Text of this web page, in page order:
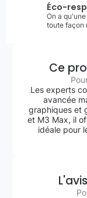
Éco-
On a
toute façon
Ce
Les experts
avancée
graphiques et
et M3 Max, il
idéale pour